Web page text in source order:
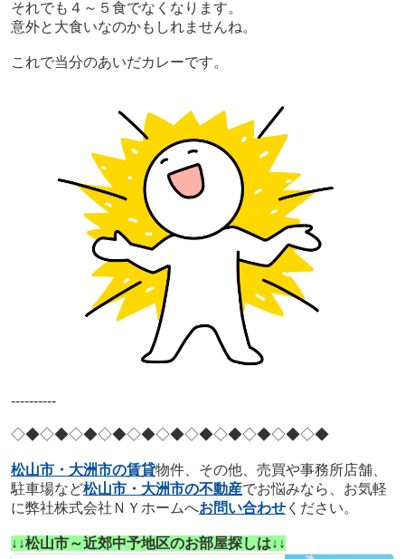
それでも４～５食でなくなります。
意外と大食いなのかもしれませんね。
これで当分のあいだカレーです。
----------
◇◆◇◆◇◆◇◆◇◆◇◆◇◆◇◆◇◆◇◆◇◆
松山市・大洲市の賃貸物件、その他、売買や事務所店舗、
駐車場など松山市・大洲市の不動産でお悩みなら、お気軽
に弊社株式会社ＮＹホームへお問い合わせください。
↓↓松山市～近郊中予地区のお部屋探しは↓↓